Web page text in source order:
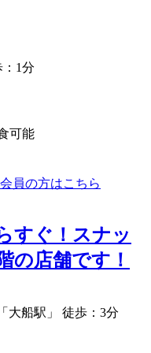
1分
可能
会員の方はこちら
すぐ！スナッ
の店舗です！
大船駅」 徒歩：3分